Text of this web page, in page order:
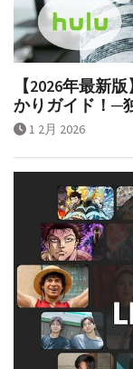
【2026年最新
かりガイド！─
1 2月 2026